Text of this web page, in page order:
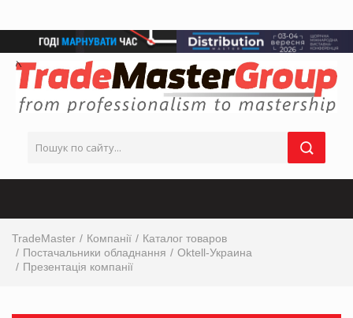
TradeMaster Компанії
Каталог товаров
Постачальники обладнання
Oktell-Украина
Презентація компанії